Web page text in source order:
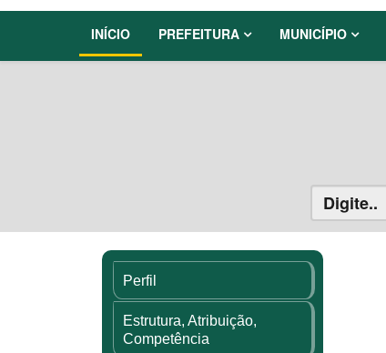
INÍCIO PREFEITURA MUNICÍPIO
Perfil
Estrutura, Atribuição,
Competência